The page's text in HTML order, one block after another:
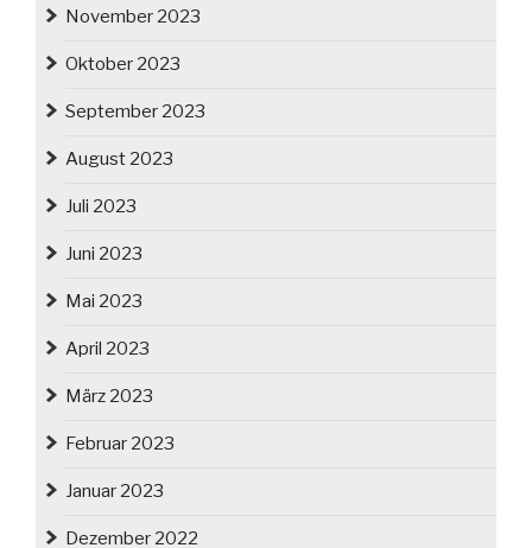
November 2023
Oktober 2023
September 2023
August 2023
Juli 2023
Juni 2023
Mai 2023
April 2023
März 2023
Februar 2023
Januar 2023
Dezember 2022